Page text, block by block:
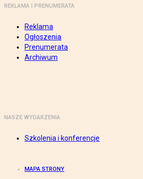
REKLAMA I PRENUMERATA
Reklama
Ogłoszenia
Prenumerata
Archiwum
NASZE WYDARZENIA
Szkolenia i konferencje
MAPA STRONY